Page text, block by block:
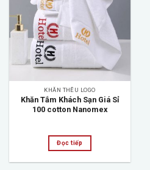
Add to
wishlist
KHĂN THÊU LOGO
Khăn Tắm Khách Sạn Giá Sỉ
100 cotton Nanomex
Đọc tiếp